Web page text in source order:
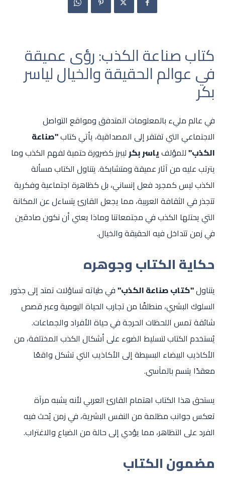
كتاب صناعة الكذب: رؤى عميقة
في عوالم الحقيقة والخيال لياسر
بكر
في عالم مليء بالمعلومات المتدفق ومواقع التواصل
الاجتماعي التي تفتقر إلى المصداقية، يأتي كتاب"صناعة
الكذب"للمؤلفياسر بكرليبرز كضرورة حتمية لفهم الكذب وما
يترتب عليه من آثار عميقة ومتشابكة. يتناول الكتاب مسألة
الكذب ليس كمجرد فعل إنساني، بل كظاهرة اجتماعية وفكرية
تتجذر في الثقافة العربية، مما يجعل القارئ يتساءل عن المكانة
التي يحتلها الكذب في مجتمعاتنا وماذا يعني أن نكون صادقين
في زمن تتداخل فيه الحقيقة والخيال.
حكاية الكتاب وجوهره
يتناول"كتاب صناعة الكذب"في طياته تساؤلات تمتد إلى جذور
السلوك البشري، منطلقًا من تجارب الحياة اليومية وعبر قصص
شائقة تمس اللحظات الحرجة في حياة الأفراد والجماعات.
يُستخدم الكتاب لتسليط الضوء على أشكال الكذب المختلفة، من
الأكاذيب البيضاء البسيطة إلى الأكاذيب التي تشكل واقعًا
معقدًا يتسم بالمآسي.
يستحق هذا الكتاب اهتمام القارئ العربي لأنه يشبه مرآة
تعكس جوانب مظلمة من النفس البشرية، في زمن يُحث فيه
الفرد على التظاهر، مما يؤدي إلى حالة من الضياع والاغتراب.
مضمون الكتاب